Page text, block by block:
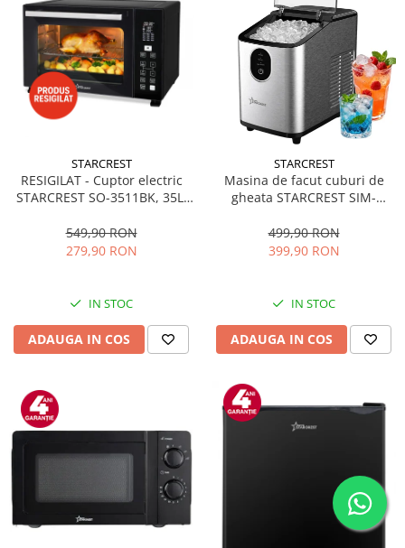
STARCREST
RESIGILAT - Cuptor electric
STARCREST SO-3511BK, 35L,
Programe predefinite,
Interfata digitala, Negru
549,90 RON
279,90 RON
IN STOC
ADAUGA IN COS
STARCREST
Masina de facut cuburi de
gheata STARCREST SIM-
12Kg/24h, Cos gheata
detasabil, Rezervor apa 0.8 l,
499,90 RON
399,90 RON
IN STOC
ADAUGA IN COS